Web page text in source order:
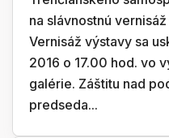
na slávnostnú
Vernisáž výstavy sa
2016 o 17.00 hod. vo
galérie. Záštitu nad
predseda...